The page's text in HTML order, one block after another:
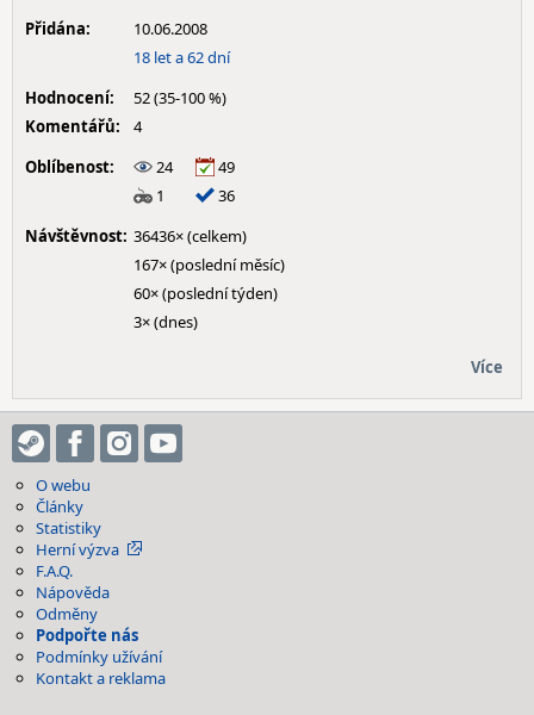
Přidána:
10.06.2008
18 let a 62 dní
Hodnocení:
52 (35-100 %)
Komentářů:
4
Oblíbenost:
24
49
1
36
Návštěvnost: 36436× (celkem)
167× (poslední měsíc)
60× (poslední týden)
3× (dnes)
Více
O webu
Články
Statistiky
Herní výzva
F.A.Q.
Nápověda
Odměny
Podpořte nás
Podmínky užívání
Kontakt a reklama